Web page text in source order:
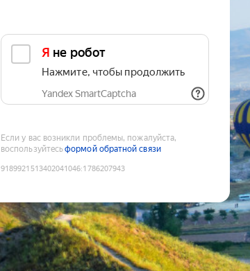
Я не робот
Нажмите, чтобы продолжить
Yandex SmartCaptcha
Если у вас возникли проблемы, пожалуйста,
воспользуйтесьформой обратной связи
9189921513402041046:1786207943